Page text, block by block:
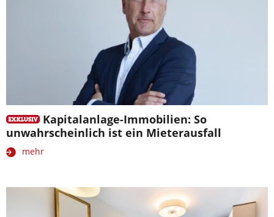
Kapitalanlage-Immobilien: So
unwahrscheinlich ist ein Mieterausfall
mehr